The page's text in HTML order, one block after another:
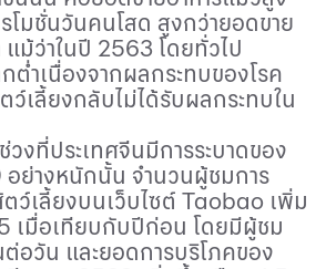
โมชั่นวันคนโสด สูงกว่ายอดขาย
ม้ว่าในปี 2563 โดยทั่วไป
ต่ำเนื่องจากผลกระทบของโรค
ว์เลี้ยงกลับไม่ได้รับผลกระทบใน
งที่ประเทศจีนมีการระบาดของ
อย่างหนักนั้น จำนวนผู้ชมการ
ว์เลี้ยงบนเว็บไซต์ Taobao เพิ่ม
เมื่อเทียบกับปีก่อน โดยมีผู้ชม
อวัน และยอดการบริโภคของ